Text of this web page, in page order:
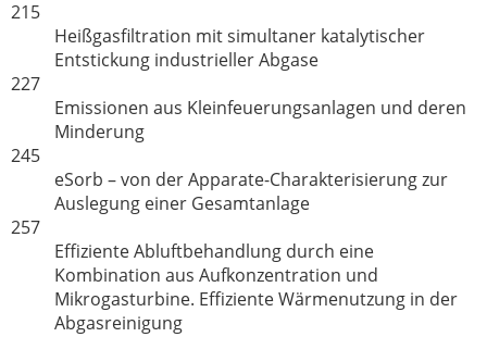
215
Heißgasfiltration mit simultaner katalytischer
Entstickung industrieller Abgase
227
Emissionen aus Kleinfeuerungsanlagen und deren
Minderung
245
eSorb – von der Apparate-Charakterisierung zur
Auslegung einer Gesamtanlage
257
Effiziente Abluftbehandlung durch eine
Kombination aus Aufkonzentration und
Mikrogasturbine. Effiziente Wärmenutzung in der
Abgasreinigung